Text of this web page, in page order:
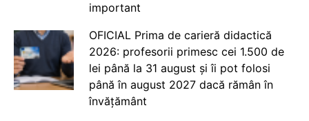
important
OFICIAL Prima de carieră didactică
2026: profesorii primesc cei 1.500 de
lei până la 31 august și îi pot folosi
până în august 2027 dacă rămân în
învățământ